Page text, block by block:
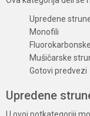
Upredene
Monofili
Mušičarske
Gotovi predvezi
Upredene